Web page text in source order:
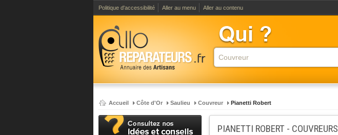
Politique d'accessibilité Aller au menu Aller au contenu
Accueil Côte d'Or Saulieu Couvreur Pianetti Robert
PIANETTI ROBERT - COUVREURS